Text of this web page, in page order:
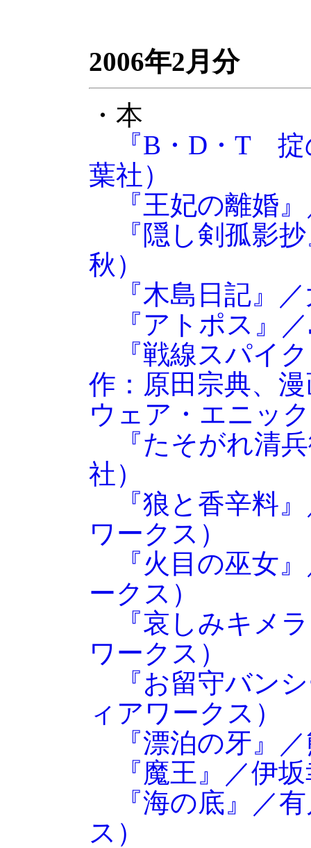
2006年2月分
・本
『B・D・T
葉社）
『王妃の離婚
『隠し剣孤影
秋）
『木島日記』
『アトポス』
『戦線スパイ
作：原田宗典、
ウェア・エニッ
『たそがれ清
社）
『狼と香辛料
ワークス）
『火目の巫女
ークス）
『哀しみキメ
ワークス）
『お留守バン
ィアワークス）
『漂泊の牙』
『魔王』／伊
『海の底』／
ス）